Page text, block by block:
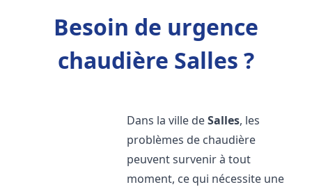
Besoin de urgence
chaudière Salles ?
Dans la ville deSalles, les
problèmes de chaudière
peuvent survenir à tout
moment, ce qui nécessite une